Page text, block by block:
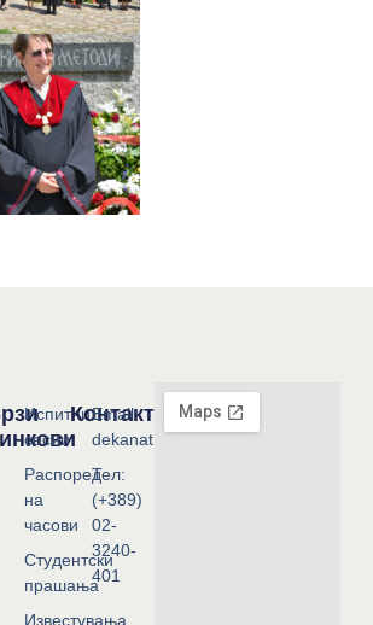
Испитни
сесии
Распоред
на
часови
Студентски
прашања
Известувања
Контакт
Email:
dekanat@flf.ukim.edu.mk
Тел:
(+389)
02-
3240-
401